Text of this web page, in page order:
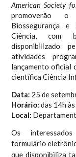
American Society
promoverão o
Biossegurança e
Ciência, com
disponibilizado
atividades
lançamento oficial
científica Ciência
Data: 25 de
Horário: das 14h
Local:
Os
formulário
que disponibiliza